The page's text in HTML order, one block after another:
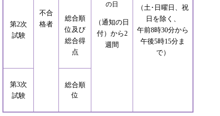
不合
格者
の日
（通知の日
付）から2
週間
（土･日曜日、祝
日を除く、
午前8時30分から
午後5時15分ま
で）
第2次
試験
総合順
位及び
総合得
点
第3次
試験
総合順
位